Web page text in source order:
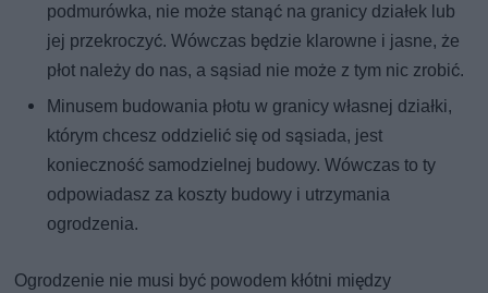
podmurówka, nie może stanąć na granicy działek lub
jej przekroczyć. Wówczas będzie klarowne i jasne, że
płot należy do nas, a sąsiad nie może z tym nic zrobić.
Minusem budowania płotu w granicy własnej działki,
którym chcesz oddzielić się od sąsiada, jest
konieczność samodzielnej budowy. Wówczas to ty
odpowiadasz za koszty budowy i utrzymania
ogrodzenia.
Ogrodzenie nie musi być powodem kłótni między